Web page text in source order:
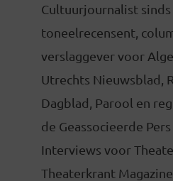
Cultuurjournalist sinds
toneelrecensent,
verslaggever voor
Utrechts Nieuwsblad,
Dagblad, Parool en
de Geassocieerde
Interviews voor
Theaterkrant